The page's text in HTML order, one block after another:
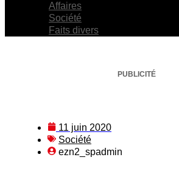
Affaires
Société
Faits divers
PUBLICITÉ
11 juin 2020
Société
ezn2_spadmin